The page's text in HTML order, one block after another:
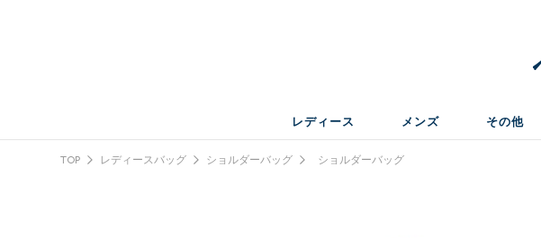
レディース メンズ その他
TOP レディースバッグ ショルダーバッグ ショルダーバッグ